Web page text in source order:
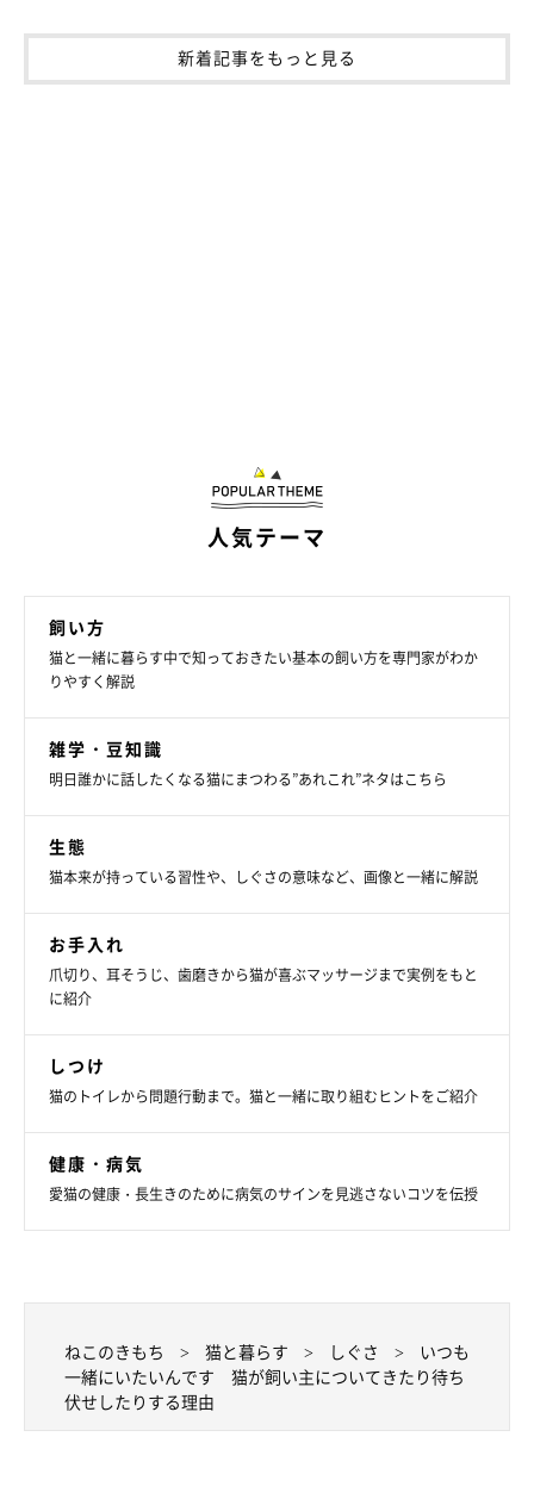
トイレにもついてくる！？
新着記事をもっと見る
人気テーマ
飼い方
猫と一緒に暮らす中で知っておきたい基本の飼い方を専門家がわか
りやすく解説
雑学・豆知識
明日誰かに話したくなる猫にまつわる”あれこれ”ネタはこちら
生態
猫本来が持っている習性や、しぐさの意味など、画像と一緒に解説
お手入れ
爪切り、耳そうじ、歯磨きから猫が喜ぶマッサージまで実例をもと
に紹介
しつけ
猫のトイレから問題行動まで。猫と一緒に取り組むヒントをご紹介
健康・病気
愛猫の健康・長生きのために病気のサインを見逃さないコツを伝授
ねこのきもち 猫と暮らす しぐさ
いつも
一緒にいたいんです 猫が飼い主についてきたり待ち
伏せしたりする理由